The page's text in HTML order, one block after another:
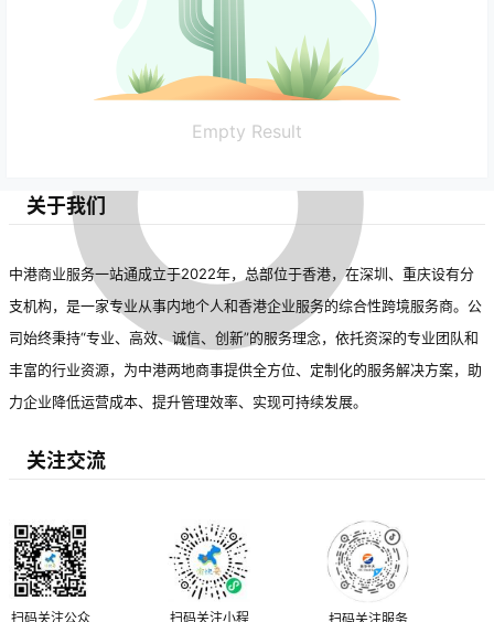
Empty Result
关于我们
中港商业服务一站通成立于2022年，总部位于香港，在深圳、重庆设有分
支机构，是一家专业从事内地个人和香港企业服务的综合性跨境服务商。公
司始终秉持“专业、高效、诚信、创新”的服务理念，依托资深的专业团队和
丰富的行业资源，为中港两地商事提供全方位、定制化的服务解决方案，助
力企业降低运营成本、提升管理效率、实现可持续发展。
关注交流
扫码关注公众 扫码关注小程